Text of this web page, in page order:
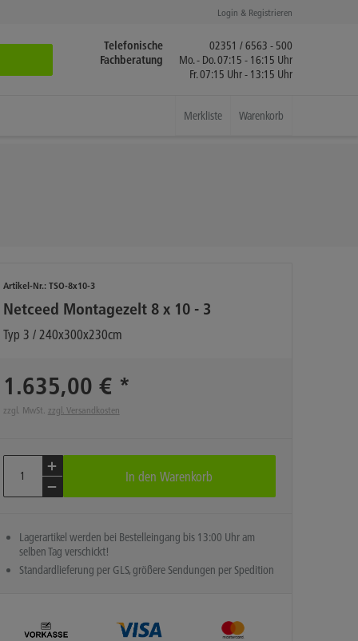
Login & Registrieren
Telefonische
Fachberatung
02351 / 6563 - 500
Mo. - Do. 07:15 - 16:15 Uhr
Fr. 07:15 Uhr - 13:15 Uhr
Merkliste Warenkorb
Artikel-Nr.: TSO-8x10-3
Netceed Montagezelt 8 x 10 - 3
Typ 3 / 240x300x230cm
1.635,00 € *
zzgl. MwSt. zzgl. Versandkosten
In den Warenkorb
Lagerartikel werden bei Bestelleingang bis 13:00 Uhr am
selben Tag verschickt!
Standardlieferung per GLS, größere Sendungen per Spedition